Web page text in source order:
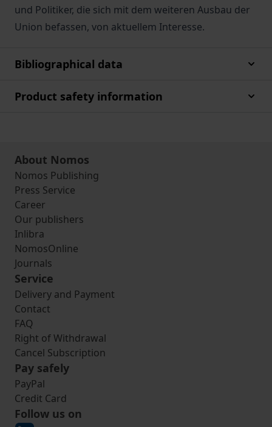
und Politiker, die sich mit dem weiteren Ausbau der
Union befassen, von aktuellem Interesse.
Bibliographical data
Product safety information
About Nomos
Nomos Publishing
Press Service
Career
Our publishers
Inlibra
NomosOnline
Journals
Service
Delivery and Payment
Contact
FAQ
Right of Withdrawal
Cancel Subscription
Pay safely
PayPal
Credit Card
Follow us on